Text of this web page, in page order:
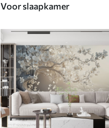
Voor slaapkamer